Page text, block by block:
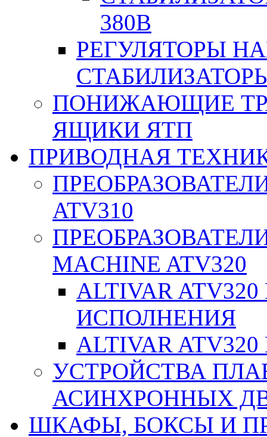
380В
РЕГУЛЯТОРЫ
ПОНИЖАЮЩИЕ
ЯЩИКИ ЯТП
ПРИВОДНАЯ
ATV310
MACHINE ATV320
ALTIVAR
ИСПОЛНЕНИЯ
ALTIVAR
УСТРОЙСТВА
АСИНХРОННЫХ
ШКАФЫ, БОКСЫ И